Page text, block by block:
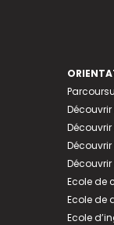
Ecole de
Ecole de
Ecole